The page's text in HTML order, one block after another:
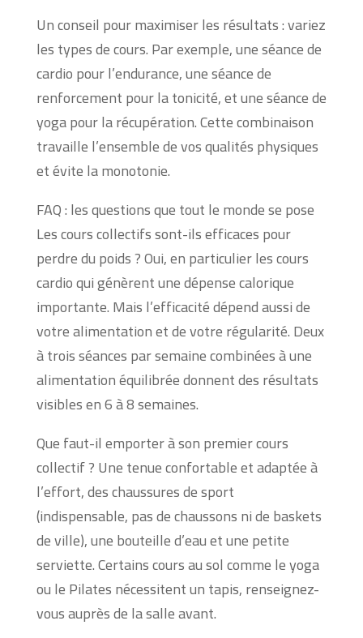
Un conseil pour maximiser les résultats : variez
les types de cours. Par exemple, une séance de
cardio pour l’endurance, une séance de
renforcement pour la tonicité, et une séance de
yoga pour la récupération. Cette combinaison
travaille l’ensemble de vos qualités physiques
et évite la monotonie.
FAQ : les questions que tout le monde se pose
Les cours collectifs sont-ils efficaces pour
perdre du poids ? Oui, en particulier les cours
cardio qui génèrent une dépense calorique
importante. Mais l’efficacité dépend aussi de
votre alimentation et de votre régularité. Deux
à trois séances par semaine combinées à une
alimentation équilibrée donnent des résultats
visibles en 6 à 8 semaines.
Que faut-il emporter à son premier cours
collectif ? Une tenue confortable et adaptée à
l’effort, des chaussures de sport
(indispensable, pas de chaussons ni de baskets
de ville), une bouteille d’eau et une petite
serviette. Certains cours au sol comme le yoga
ou le Pilates nécessitent un tapis, renseignez-
vous auprès de la salle avant.